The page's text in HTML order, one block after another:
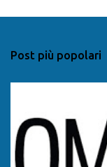
i
Post più popolari